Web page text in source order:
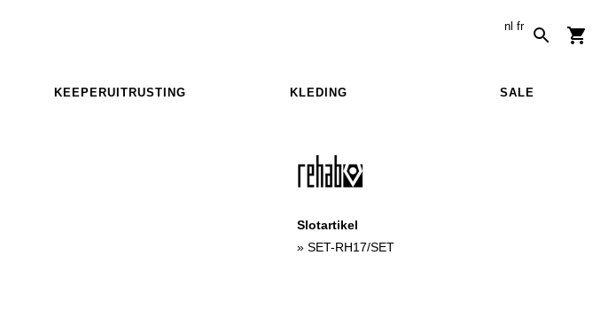
nl fr
KEEPERUITRUSTING KLEDING SALE
Slotartikel
» SET-RH17/SET